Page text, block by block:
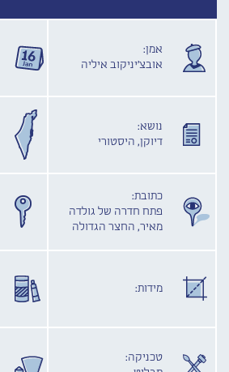
אמן:
אובצ'יניקוב איליה
נושא:
דיוקן, היסטורי
כתובת:
פתח חדרה של גולדה
מאיר, החצר הגדולה
מידות:
טכניקה: